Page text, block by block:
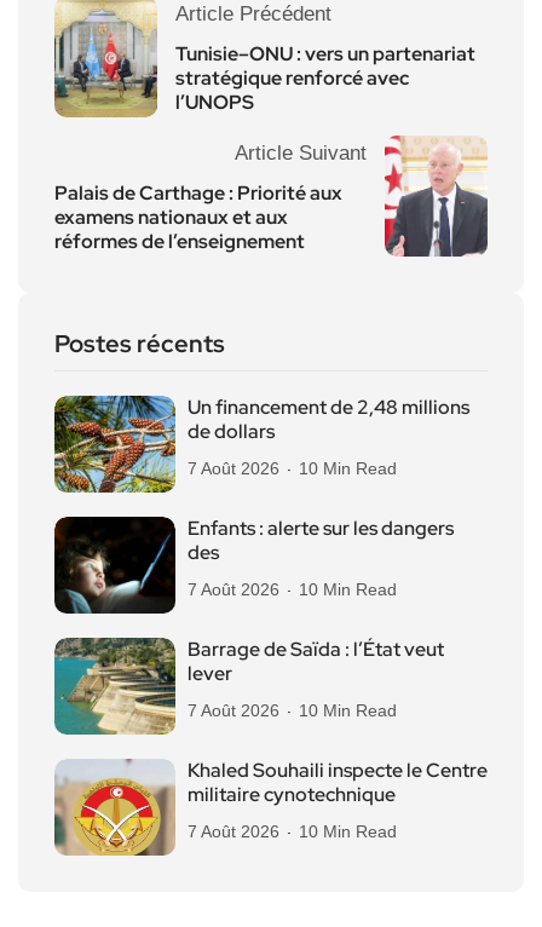
Article Précédent
Tunisie–ONU : vers un partenariat
stratégique renforcé avec
l’UNOPS
Article Suivant
Palais de Carthage : Priorité aux
examens nationaux et aux
réformes de l’enseignement
Postes récents
Un financement de 2,48 millions
de dollars
7 Août 2026 10 Min Read
Enfants : alerte sur les dangers
des
7 Août 2026 10 Min Read
Barrage de Saïda : l’État veut
lever
7 Août 2026 10 Min Read
Khaled Souhaili inspecte le Centre
militaire cynotechnique
7 Août 2026 10 Min Read